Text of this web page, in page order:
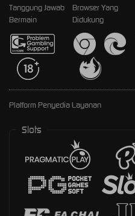
Tanggung Jawab
Bermain
Browser Yang
Didukung
Platform Penyedia Layanan
Slots